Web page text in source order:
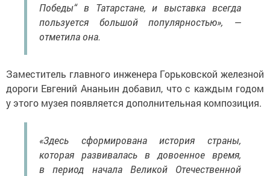
Победы“ в Татарстане, и выставка всегда
пользуется большой популярностью», —
отметила она.
Заместитель главного инженера Горьковской железной
дороги Евгений Ананьин добавил, что с каждым годом
у этого музея появляется дополнительная композиция.
«Здесь сформирована история страны,
которая развивалась в довоенное время,
в период начала Великой Отечественной